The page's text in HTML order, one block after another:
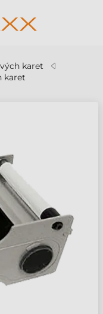
karet
karet